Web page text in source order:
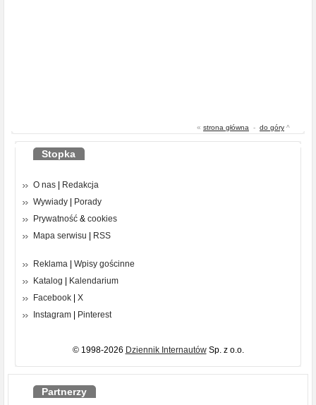
« strona główna - do góry ^
Stopka
O nas | Redakcja
Wywiady | Porady
Prywatność & cookies
Mapa serwisu | RSS
Reklama | Wpisy gościnne
Katalog | Kalendarium
Facebook | X
Instagram | Pinterest
© 1998-2026 Dziennik InternautówSp. z o.o.
Partnerzy